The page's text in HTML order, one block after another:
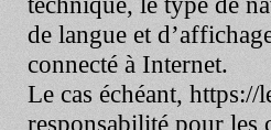
de langue et
connecté à Internet.
Le cas échéant, https://
responsabilité pour les